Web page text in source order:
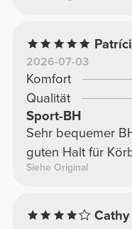
2026-07-03
Komfort
Qualität
Sport-BH
Sehr bequemer
guten Halt für
Siehe Original
Cathy